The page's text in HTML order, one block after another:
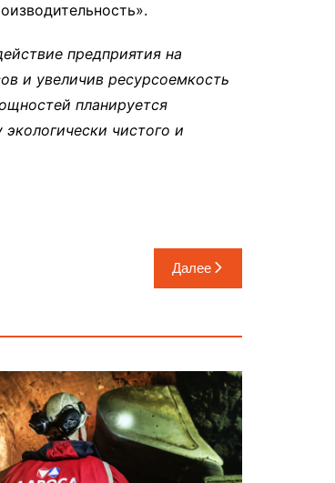
предприятия на
и увеличив ресурсоемкость
планируется
чистого и
Далее